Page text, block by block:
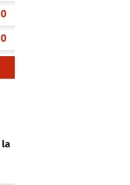
la